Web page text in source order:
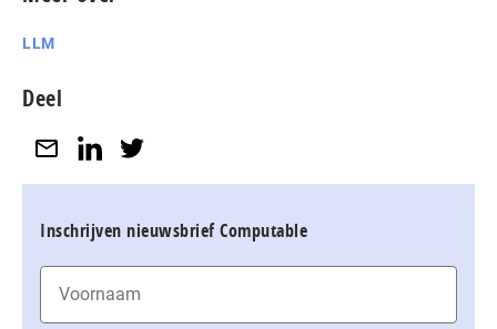
LLM
Deel
Inschrijven nieuwsbrief Computable